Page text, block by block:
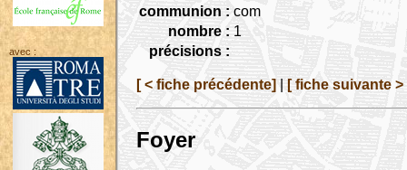
avec :
communion : com
nombre : 1
précisions :
[ < fiche précédente] [ fiche suivante >
Foyer